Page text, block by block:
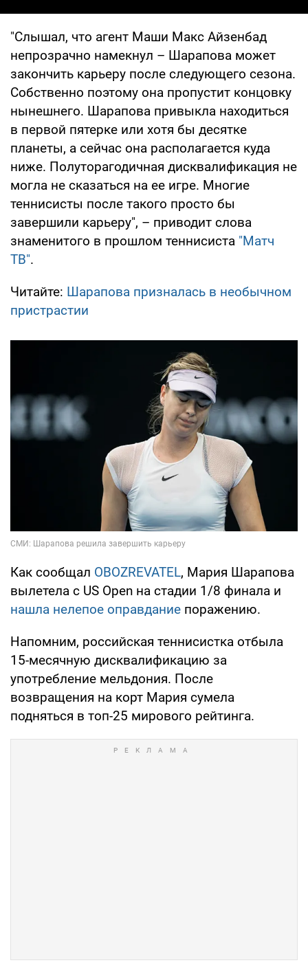
"Слышал, что агент Маши Макс Айзенбад
непрозрачно намекнул – Шарапова может
закончить карьеру после следующего сезона.
Собственно поэтому она пропустит концовку
нынешнего. Шарапова привыкла находиться
в первой пятерке или хотя бы десятке
планеты, а сейчас она располагается куда
ниже. Полуторагодичная дисквалификация не
могла не сказаться на ее игре. Многие
теннисисты после такого просто бы
завершили карьеру", – приводит слова
знаменитого в прошлом теннисиста "Матч
ТВ".
Читайте: Шарапова призналась в необычном
пристрастии
Как сообщал OBOZREVATEL, Мария Шарапова
вылетела с US Open на стадии 1/8 финала и
нашла нелепое оправдание поражению.
Напомним, российская теннисистка отбыла
15-месячную дисквалификацию за
употребление мельдония. После
возвращения на корт Мария сумела
подняться в топ-25 мирового рейтинга.